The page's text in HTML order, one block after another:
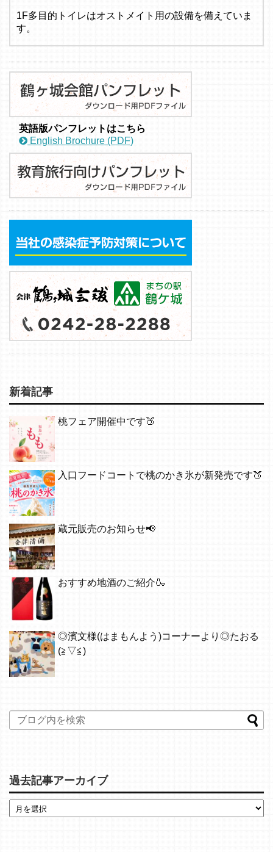
1F多目的トイレはオストメイト用の設備を備えていま
す。
英語版パンフレットはこちら
English Brochure (PDF)
新着記事
桃フェア開催中です🍑
入口フードコートで桃のかき氷が新発売です🍑
蔵元販売のお知らせ📢
おすすめ地酒のご紹介🍶
◎濱文様(はまもんよう)コーナーより◎たおる
(≧▽≦)
過去記事アーカイブ